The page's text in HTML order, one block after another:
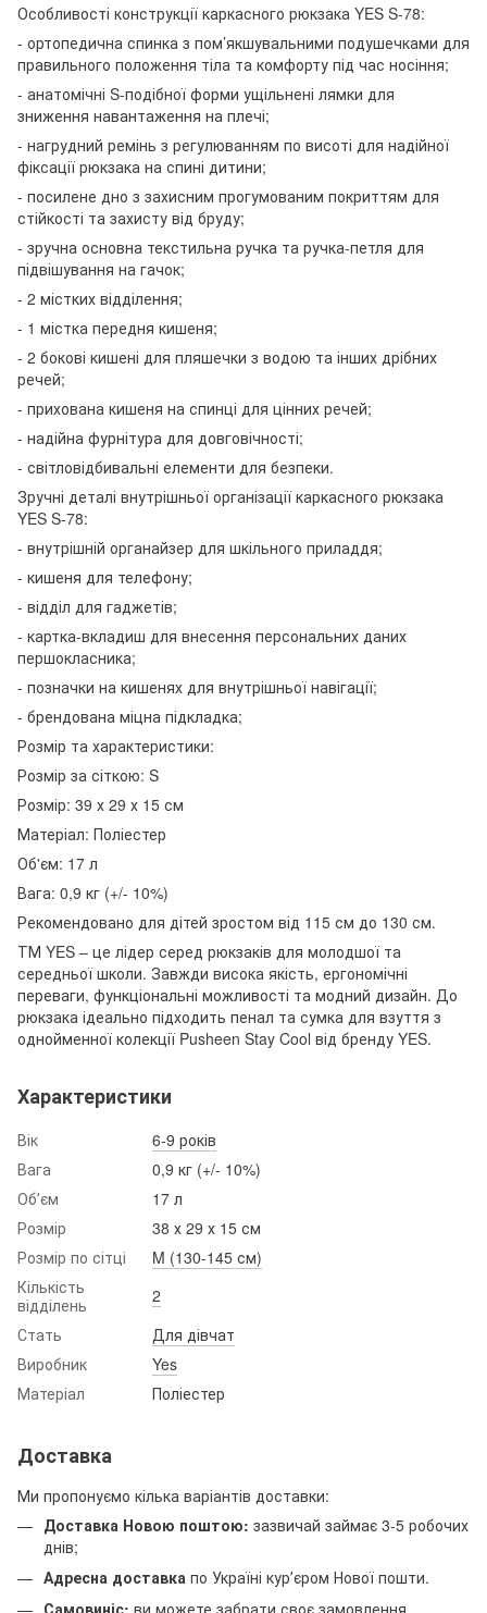
Особливості конструкції каркасного рюкзака YES S-78:
- ортопедична спинка з пом’якшувальними подушечками для
правильного положення тіла та комфорту під час носіння;
- анатомічні S-подібної форми ущільнені лямки для
зниження навантаження на плечі;
- нагрудний ремінь з регулюванням по висоті для надійної
фіксації рюкзака на спині дитини;
- посилене дно з захисним прогумованим покриттям для
стійкості та захисту від бруду;
- зручна основна текстильна ручка та ручка-петля для
підвішування на гачок;
- 2 містких відділення;
- 1 містка передня кишеня;
- 2 бокові кишені для пляшечки з водою та інших дрібних
речей;
- прихована кишеня на спинці для цінних речей;
- надійна фурнітура для довговічності;
- світловідбивальні елементи для безпеки.
Зручні деталі внутрішньої організації каркасного рюкзака
YES S-78:
- внутрішній органайзер для шкільного приладдя;
- кишеня для телефону;
- відділ для гаджетів;
- картка-вкладиш для внесення персональних даних
першокласника;
- позначки на кишенях для внутрішньої навігації;
- брендована міцна підкладка;
Розмір та характеристики:
Розмір за сіткою: S
Розмір: 39 х 29 х 15 см
Матеріал: Поліестер
Об'єм: 17 л
Вага: 0,9 кг (+/- 10%)
Рекомендовано для дітей зростом від 115 см до 130 см.
ТМ YES – це лідер серед рюкзаків для молодшої та
середньої школи. Завжди висока якість, ергономічні
переваги, функціональні можливості та модний дизайн. До
рюкзака ідеально підходить пенал та сумка для взуття з
однойменної колекції Pusheen Stay Cool від бренду YES.
Характеристики
Вік
6-9 років
Вага
0,9 кг (+/- 10%)
Обʼєм
17 л
Розмір
38 х 29 х 15 см
Розмір по сітці
M (130-145 см)
Кількість
відділень
2
Стать
Для дівчат
Виробник
Yes
Матеріал
Поліестер
Доставка
Ми пропонуємо кілька варіантів доставки:
Доставка Новою поштою: зазвичай займає 3-5 робочих
днів;
Адресна доставка по Україні курʼєром Нової пошти.
Самовиніс: ви можете забрати своє замовлення